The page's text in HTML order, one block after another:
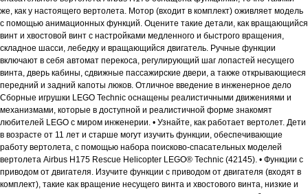
же, как у настоящего вертолета. Мотор (входит в комплект) оживляет модель
с помощью анимационных функций. Оцените такие детали, как вращающийся
винт и хвостовой винт с настройками медленного и быстрого вращения,
складное шасси, лебедку и вращающийся двигатель. Ручные функции
включают в себя автомат перекоса, регулирующий шаг лопастей несущего
винта, дверь кабины, сдвижные пассажирские двери, а также открывающиеся
передний и задний капоты люков. Отличное введение в инженерное дело
Сборные игрушки LEGO Technic оснащены реалистичными движениями и
механизмами, которые в доступной и реалистичной форме знакомят
любителей LEGO с миром инженерии. • Узнайте, как работает вертолет. Дети
в возрасте от 11 лет и старше могут изучить функции, обеспечивающие
работу вертолета, с помощью набора поисково-спасательных моделей
вертолета Airbus H175 Rescue Helicopter LEGO® Technic (42145). • Функции с
приводом от двигателя. Изучите функции с приводом от двигателя (входят в
комплект), такие как вращение несущего винта и хвостового винта, низкие и